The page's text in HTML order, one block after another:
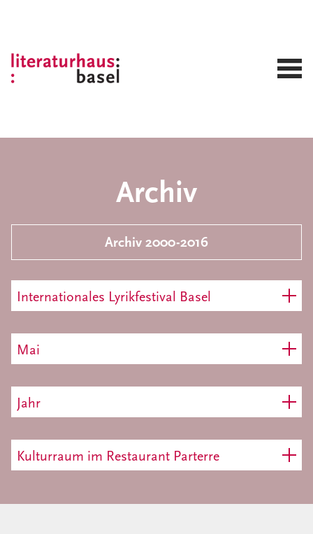
Archiv
Archiv 2000-2016
Internationales Lyrikfestival Basel
Mai
Jahr
Kulturraum im Restaurant Parterre